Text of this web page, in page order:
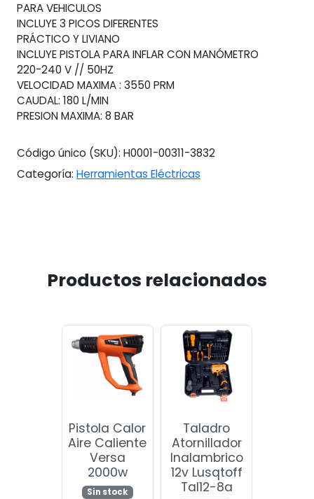
PARA VEHICULOS
INCLUYE 3 PICOS DIFERENTES
PRÁCTICO Y LIVIANO
INCLUYE PISTOLA PARA INFLAR CON MANÓMETRO
220-240 V // 50HZ
VELOCIDAD MAXIMA : 3550 PRM
CAUDAL: 180 L/MIN
PRESION MAXIMA: 8 BAR
Código único (SKU): H0001-00311-3832
Categoría: Herramientas Eléctricas
Productos relacionados
Pistola Calor
Aire Caliente
Versa
2000w
Sin stock
Taladro
Atornillador
Inalambrico
12v Lusqtoff
Tal12-8a